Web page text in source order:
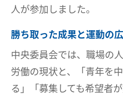
人が参加しました。
勝ち取った成果と運動の
中央委員会では、職場の
労働の現状と、「青年を
る」「募集しても希望者